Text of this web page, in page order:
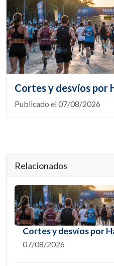
Cortes y desvíos por
Publicado el 07/08/2026
Relacionados
Cortes y desvíos por
07/08/2026